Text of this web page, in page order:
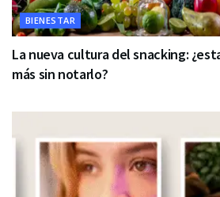
BIENESTAR
La nueva cultura del snacking:
más sin notarlo?